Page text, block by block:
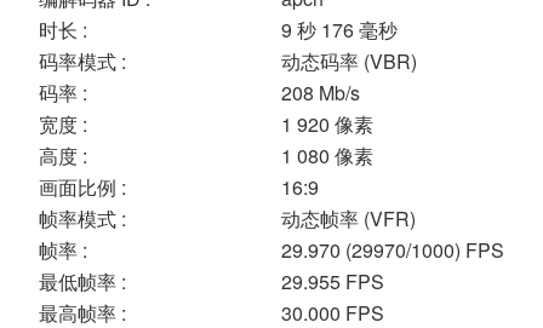
时长 :
9 秒 176 毫秒
码率模式 :
动态码率 (VBR)
码率 :
208 Mb/s
宽度 :
1 920 像素
高度 :
1 080 像素
画面比例 :
16:9
帧率模式 :
动态帧率 (VFR)
帧率 :
29.970 (29970/1000) FPS
最低帧率 :
29.955 FPS
最高帧率 :
30.000 FPS